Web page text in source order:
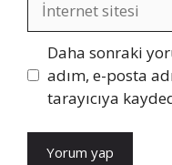
sitesi
Daha sonraki
adım, e-posta
tarayıcıya